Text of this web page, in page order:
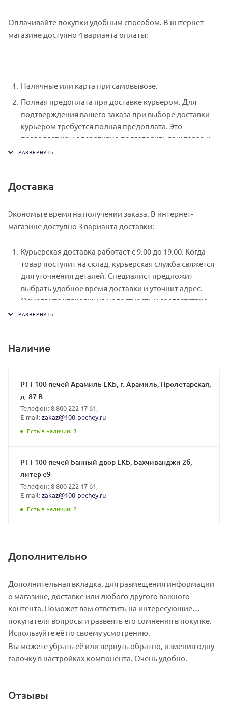
Оплачивайте покупки удобным способом. В интернет-
магазине доступно 4 варианта оплаты:
Наличные или карта при самовывозе.
Полная предоплата при доставке курьером. Для
подтверждения вашего заказа при выборе доставки
курьером требуется полная предоплата. Это
позволяет нам оперативно подготовить ваш товар и
обеспечить его своевременную доставку. Специалист
документы, получаете товар и чек.
в интернет-магазине: карты Visa и MasterCard. Чтобы
оплатить покупку, система перенаправит вас на
карты, срок действия и имя держателя.
Электронные системы при онлайн-заказе: PayPal,
WebMoney и Яндекс.Деньги. Для совершения покупки
система перенаправит вас на страницу платежного
инструкции.
Доставка
Экономьте время на получении заказа. В интернет-
магазине доступно 3 варианта доставки:
Курьерская доставка работает с 9.00 до 19.00. Когда
товар поступит на склад, курьерская служба свяжется
для уточнения деталей. Специалист предложит
выбрать удобное время доставки и уточнит адрес.
Осмотрите упаковку на целостность и соответствие
указанной комплектации.
склад, вам придет уведомление. Для получения заказа
Доставка с помощью транспортной компании.
Менеджеры нашего интернет-магазина подберут для
вас приемлимые тарифы на доставку интересующих
вас товаров как до терминала в вашем родном городе,
специалистам нашей компании.
Наличие
РТТ 100 печей Арамиль ЕКБ, г. Арамиль, Пролетарская,
д. 87 В
Телефон: 8 800 222 17 61,
E-mail:zakaz@100-pechey.ru
Есть в наличии: 3
РТТ 100 печей Банный двор ЕКБ, Бахчиванджи 2б,
литер е9
Телефон: 8 800 222 17 61,
E-mail:zakaz@100-pechey.ru
Есть в наличии: 2
Дополнительно
Дополнительная вкладка, для размещения информации
о магазине, доставке или любого другого важного
контента. Поможет вам ответить на интересующие
покупателя вопросы и развеять его сомнения в покупке.
Используйте её по своему усмотрению.
Вы можете убрать её или вернуть обратно, изменив одну
галочку в настройках компонента. Очень удобно.
Отзывы